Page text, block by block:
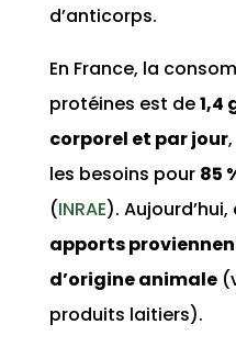
d’anticorps.
En France, la
protéines est de1,4
corporel et par jour
les besoins pour 85
(INRAE). Aujourd’hui,
apports
d’origine animale
produits laitiers).